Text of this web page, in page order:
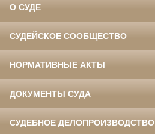
О СУДЕ
СУДЕЙСКОЕ СООБЩЕСТВО
НОРМАТИВНЫЕ АКТЫ
ДОКУМЕНТЫ СУДА
СУДЕБНОЕ ДЕЛОПРОИЗВОДСТВО